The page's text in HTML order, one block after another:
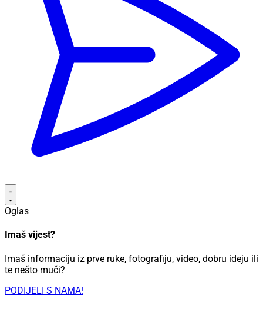
Oglas
Imaš vijest?
Imaš informaciju iz prve ruke, fotografiju, video, dobru ideju ili
te nešto muči?
PODIJELI S NAMA!